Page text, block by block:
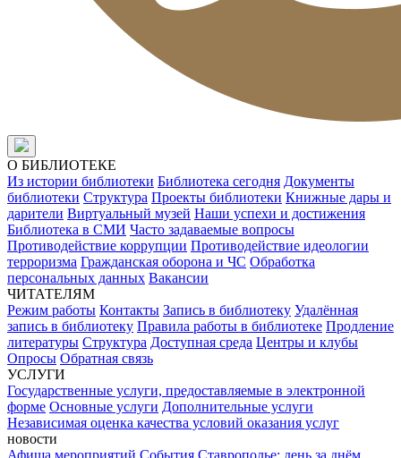
О БИБЛИОТЕКЕ
Из истории библиотеки Библиотека сегодня Документы
библиотеки Структура Проекты библиотеки Книжные дары и
дарители Виртуальный музей Наши успехи и достижения
Библиотека в СМИ Часто задаваемые вопросы
Противодействие коррупции Противодействие идеологии
терроризма Гражданская оборона и ЧС Обработка
персональных данных Вакансии
ЧИТАТЕЛЯМ
Режим работы Контакты Запись в библиотеку Удалённая
запись в библиотеку Правила работы в библиотеке Продление
литературы Структура Доступная среда Центры и клубы
Опросы Обратная связь
УСЛУГИ
Государственные услуги, предоставляемые в электронной
форме Основные услуги Дополнительные услуги
Независимая оценка качества условий оказания услуг
новости
Афиша мероприятий События Ставрополье: день за днём